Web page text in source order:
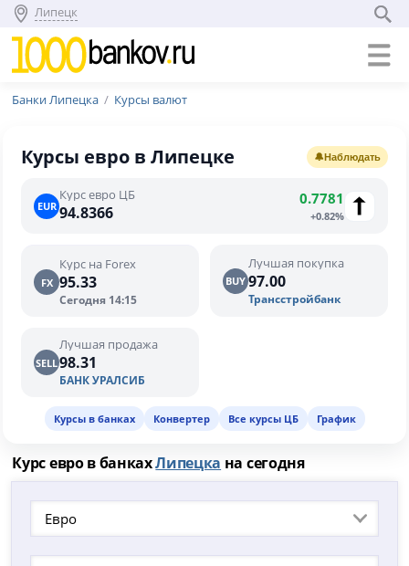
Липецк
Банки Липецка Курсы валют
Курсы евро в Липецке 🔔Наблюдать
EUR
Курс евро ЦБ
94.8366
0.7781
+0.82%
FX
Курс на Forex
95.33
Сегодня 14:15
BUY
Лучшая покупка
97.00
Трансстройбанк
SELL
Лучшая продажа
98.31
БАНК УРАЛСИБ
Курсы в банках Конвертер Все курсы ЦБ График
Курс евро в банкахЛипецка на сегодня
Евро